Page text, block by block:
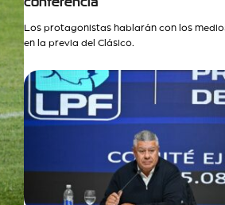
Los protagonistas hablarán con los
en la previa del Clásico.